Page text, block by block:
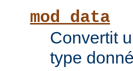
mod_data
Convertit
type